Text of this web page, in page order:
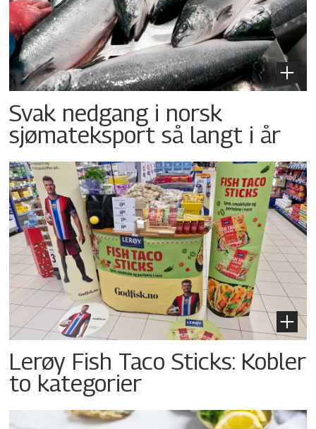
Svak nedgang i norsk
sjømateksport så langt i år
Lerøy Fish Taco Sticks: Kobler
to kategorier